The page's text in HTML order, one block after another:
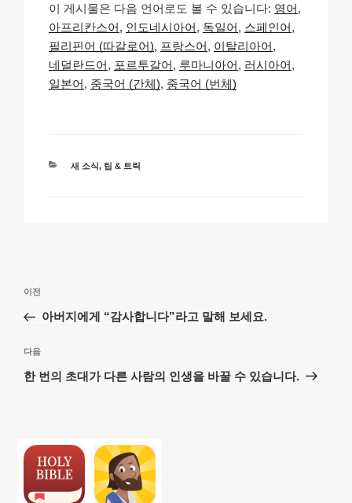
p
y
Li
n
ail c
e
b
o
at
s
A
p
a
p
c
h
ar
e
이 게시물은 다음 언어로도 볼 수 있습니다: 영어
아프리칸스어
인도네시아어 독일어
스페인어
필리핀어 (따갈로어)
프랑스어
이탈리아어
네덜란드어
포르투갈어 루마니아어
러시아어
일본어
중국어 (간체) 중국어 (번체)
카
새 소식, 팁 & 트릭
색
이
전
이전
아버지에게 “감사합니다”라고 말해 보세요.
다
음
다음
한 번의 초대가 다른 사람의 인생을 바꿀 수 있습니다.